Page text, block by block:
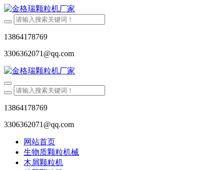
13864178769
3306362071@qq.com
13864178769
3306362071@qq.com
网站首页
生物质颗粒机械
木屑颗粒机